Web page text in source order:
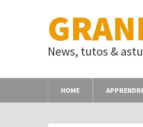
News, tutos &
HOME